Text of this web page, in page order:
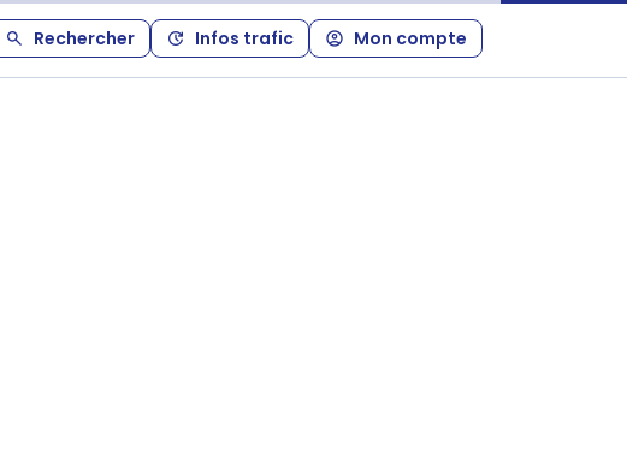
Rechercher Infos trafic Mon compte